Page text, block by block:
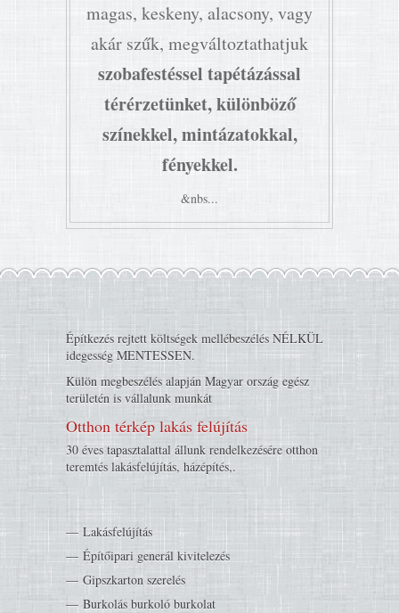
magas, keskeny, alacsony, vagy
akár szűk, megváltoztathatjuk
szobafestéssel tapétázással
térérzetünket, különböző
színekkel, mintázatokkal,
fényekkel.
&nbs...
Építkezés rejtett költségek mellébeszélés NÉLKÜL
idegesség MENTESSEN.
Külön megbeszélés alapján Magyar ország egész
területén is vállalunk munkát
Otthon térkép lakás felújítás
30 éves tapasztalattal állunk rendelkezésére otthon
teremtés lakásfelújítás, házépítés,.
Lakásfelújítás
Építőipari generál kivitelezés
Gipszkarton szerelés
Burkolás burkoló burkolat